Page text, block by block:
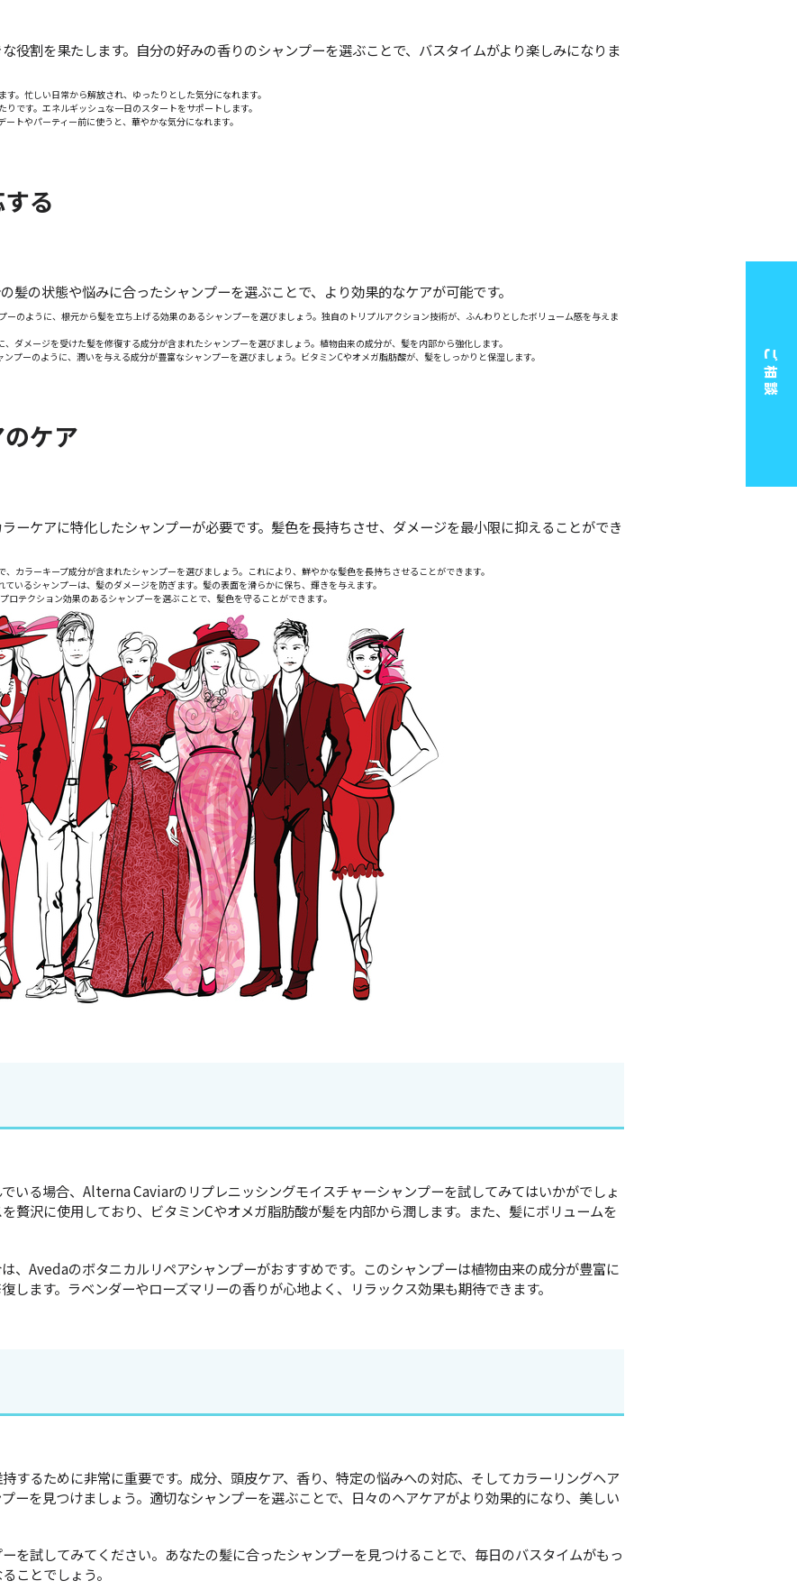
ご相談
役割を果たします。自分の好みの香りのシャンプーを選ぶことで、バスタイムがより楽しみになりま
。忙しい日常から解放され、ゆったりとした気分になれます。
です。エネルギッシュな一日のスタートをサポートします。
トやパーティー前に使うと、華やかな気分になれます。
る
髪の状態や悩みに合ったシャンプーを選ぶことで、より効果的なケアが可能です。
ーのように、根元から髪を立ち上げる効果のあるシャンプーを選びましょう。独自のトリプルアクション技術が、ふんわりとしたボリューム感を与えま
ダメージを受けた髪を修復する成分が含まれたシャンプーを選びましょう。植物由来の成分が、髪を内部から強化します。
プーのように、潤いを与える成分が豊富なシャンプーを選びましょう。ビタミンCやオメガ脂肪酸が、髪をしっかりと保湿します。
ケア
ーケアに特化したシャンプーが必要です。髪色を長持ちさせ、ダメージを最小限に抑えることができ
カラーキープ成分が含まれたシャンプーを選びましょう。これにより、鮮やかな髪色を長持ちさせることができます。
いるシャンプーは、髪のダメージを防ぎます。髪の表面を滑らかに保ち、輝きを与えます。
ロテクション効果のあるシャンプーを選ぶことで、髪色を守ることができます。
いる場合、Alterna Caviarのリプレニッシングモイスチャーシャンプーを試してみてはいかがでしょ
贅沢に使用しており、ビタミンCやオメガ脂肪酸が髪を内部から潤します。また、髪にボリュームを
、Avedaのボタニカルリペアシャンプーがおすすめです。このシャンプーは植物由来の成分が豊富に
します。ラベンダーやローズマリーの香りが心地よく、リラックス効果も期待できます。
するために非常に重要です。成分、頭皮ケア、香り、特定の悩みへの対応、そしてカラーリングヘア
ーを見つけましょう。適切なシャンプーを選ぶことで、日々のヘアケアがより効果的になり、美しい
を試してみてください。あなたの髪に合ったシャンプーを見つけることで、毎日のバスタイムがもっ
ことでしょう。